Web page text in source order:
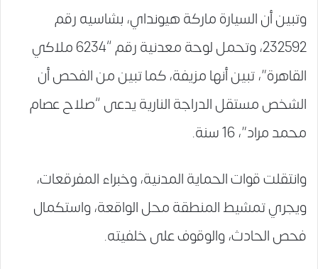
وتبين أن السيارة ماركة هيونداي، بشاسيه رقم
232592، وتحمل لوحة معدنية رقم “6234 ملاكي
القاهرة”، تبين أنها مزيفة، كما تبين من الفحص أن
الشخص مستقل الدراجة النارية يدعى “صلاح عصام
محمد مراد”، 16 سنة.
وانتقلت قوات الحماية المدنية، وخبراء المفرقعات،
ويجري تمشيط المنطقة محل الواقعة، واستكمال
فحص الحادث، والوقوف على خلفيته.